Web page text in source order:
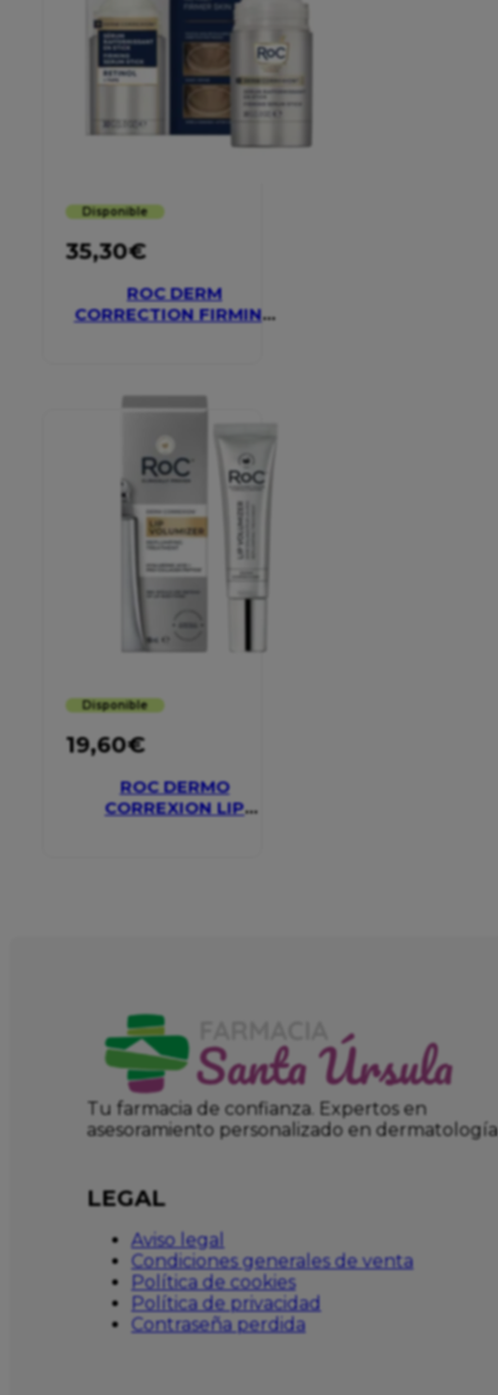
Disponible
35,30€
ROC DERM
CORRECTION FIRMING
Disponible
19,60€
ROC DERMO
CORREXION LIP
Tu farmacia de confianza. Expertos en
asesoramiento personalizado en dermatología
LEGAL
Aviso legal
Condiciones generales de venta
Política de cookies
Política de privacidad
Contraseña perdida